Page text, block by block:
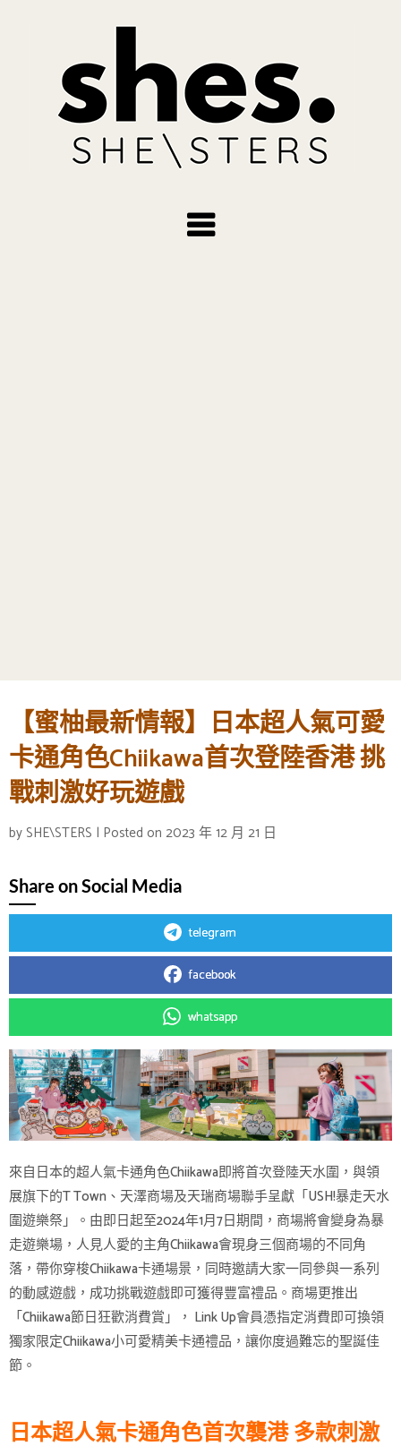
【蜜柚最新情報】日本超人氣可愛
卡通角色Chiikawa首次登陸香港 挑
戰刺激好玩遊戲
by SHE\STERS | Posted on 2023 年 12 月 21 日
Share on Social Media
telegram
facebook
whatsapp
來自日本的超人氣卡通角色Chiikawa即將首次登陸天水圍，與領
展旗下的T Town、天澤商場及天瑞商場聯手呈獻「USH!暴走天水
圍遊樂祭」。由即日起至2024年1月7日期間，商場將會變身為暴
走遊樂場，人見人愛的主角Chiikawa會現身三個商場的不同角
落，帶你穿梭Chiikawa卡通場景，同時邀請大家一同參與一系列
的動感遊戲，成功挑戰遊戲即可獲得豐富禮品。商場更推出
「Chiikawa節日狂歡消費賞」， Link Up會員憑指定消費即可換領
獨家限定Chiikawa小可愛精美卡通禮品，讓你度過難忘的聖誕佳
節。
日本超人氣卡通角色首次襲港 多款刺激